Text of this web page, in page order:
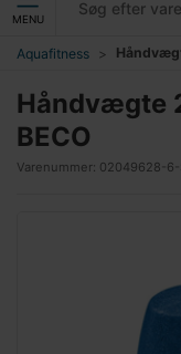
MENU
Aquafitness
Håndvægte
BECO
Varenummer: 02049628-6-